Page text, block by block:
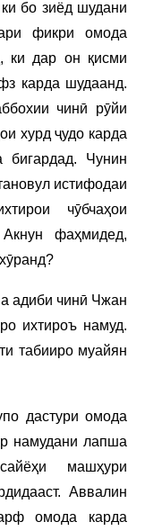
бо зиёд шудани
фикри омода
ки дар он қисми
карда шудаанд.
чинӣ рӯйи
хурд ҷудо карда
Чунин
истифодаи
чӯбчаҳои
фаҳмидед,
адиби чинӣ Чжан
ихтироъ намуд.
табииро муайян
дастури омода
намудани лапша
машҳури
Аввалин
омода карда